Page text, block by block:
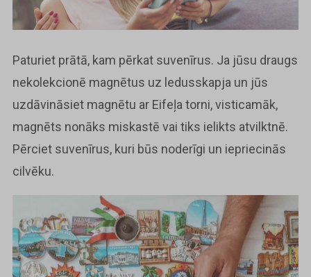
Paturiet prātā, kam pērkat suvenīrus. Ja jūsu draugs
nekolekcionē magnētus uz ledusskapja un jūs
uzdāvināsiet magnētu ar Eifeļa torni, visticamāk,
magnēts nonāks miskastē vai tiks ielikts atvilktnē.
Pērciet suvenīrus, kuri būs noderīgi un iepriecinās
cilvēku.